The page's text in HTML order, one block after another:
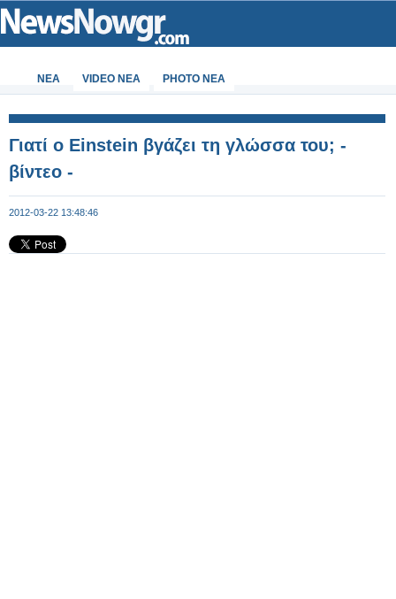
ΝΕΑ VIDEO NEA PHOTO NEA
Γιατί ο Einstein βγάζει τη γλώσσα του; -
βίντεο -
2012-03-22 13:48:46